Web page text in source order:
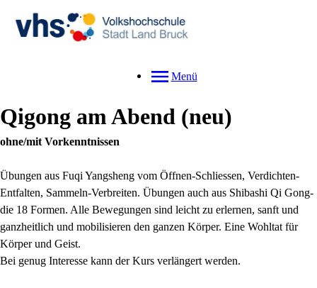
Menü
Qigong am Abend neu
ohne/mit Vorkenntnissen
Übungen aus Fuqi Yangsheng vom Öffnen-Schliessen, Verdichten-
Entfalten, Sammeln-Verbreiten. Übungen auch aus Shibashi Qi Gong-
die 18 Formen. Alle Bewegungen sind leicht zu erlernen, sanft und
ganzheitlich und mobilisieren den ganzen Körper. Eine Wohltat für
Körper und Geist.
Bei genug Interesse kann der Kurs verlängert werden.